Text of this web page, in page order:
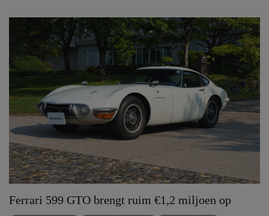
Ferrari 599 GTO brengt ruim €1,2 miljoen op